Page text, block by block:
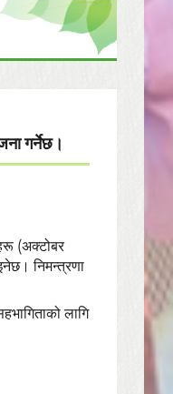
गर्नेछ।
(अक्टोबर
निमन्त्रणा
लागि